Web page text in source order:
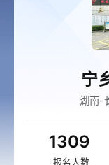
宁
湖南-
1309
报名人数